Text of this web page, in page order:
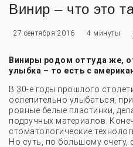
Винир – что это
27 сентября 2016 4 минуты
Виниры родом оттуда же,
улыбка – то есть с
В 30-е годы прошлого
ослепительно улыбаться,
ровные белые пластинки,
подручных материалов.
стоматологические
Но суть, по большому счету,
Договора с пациентом
СМИ о нас
График приема
Полный прайс
Лицензии
Лечение
Ортодонтия. Исправление
Протезирование
Эстетическая стоматология